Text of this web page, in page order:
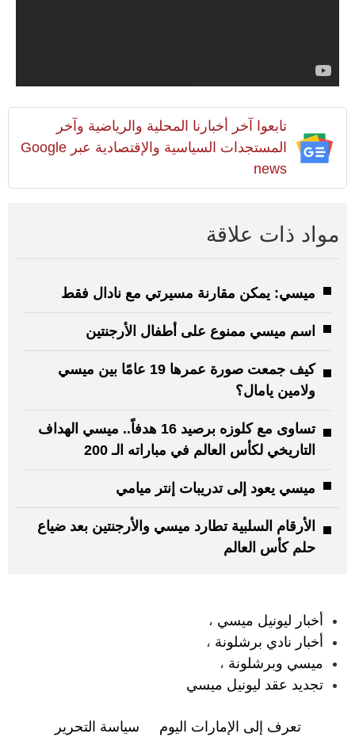
تابعوا آخر أخبارنا المحلية والرياضية وآخر
المستجدات السياسية والإقتصادية عبر Google
news
مواد ذات علاقة
ميسي: يمكن مقارنة مسيرتي مع نادال فقط
اسم ميسي ممنوع على أطفال الأرجنتين
كيف جمعت صورة عمرها 19 عامًا بين ميسي
ولامين يامال؟
تساوى مع كلوزه برصيد 16 هدفاً.. ميسي الهداف
التاريخي لكأس العالم في مباراته الـ 200
ميسي يعود إلى تدريبات إنتر ميامي
الأرقام السلبية تطارد ميسي والأرجنتين بعد ضياع
حلم كأس العالم
أخبار ليونيل ميسي ،
أخبار نادي برشلونة ،
ميسي وبرشلونة ،
تجديد عقد ليونيل ميسي
تعرف إلى الإمارات اليوم سياسة التحرير